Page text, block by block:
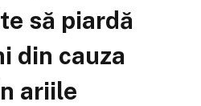
să piardă
din cauza
ariile